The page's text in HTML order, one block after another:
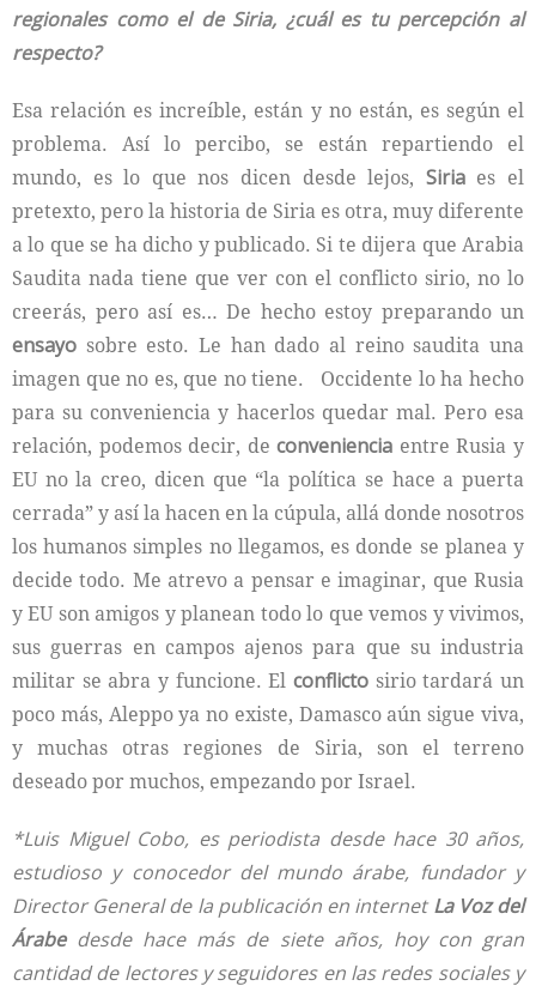
regionales como el de Siria, ¿cuál es tu percepción al
respecto?
Esa relación es increíble, están y no están, es según el
problema. Así lo percibo, se están repartiendo el
mundo, es lo que nos dicen desde lejos, Siriaes el
pretexto, pero la historia de Siria es otra, muy diferente
a lo que se ha dicho y publicado. Si te dijera que Arabia
Saudita nada tiene que ver con el conflicto sirio, no lo
creerás, pero así es… De hecho estoy preparando un
ensayo sobre esto. Le han dado al reino saudita una
imagen que no es, que no tiene. Occidente lo ha hecho
para su conveniencia y hacerlos quedar mal. Pero esa
relación, podemos decir, deconveniencia entre Rusia y
EU no la creo, dicen que “la política se hace a puerta
cerrada” y así la hacen en la cúpula, allá donde nosotros
los humanos simples no llegamos, es donde se planea y
decide todo. Me atrevo a pensar e imaginar, que Rusia
y EU son amigos y planean todo lo que vemos y vivimos,
sus guerras en campos ajenos para que su industria
militar se abra y funcione. El conflicto sirio tardará un
poco más, Aleppo ya no existe, Damasco aún sigue viva,
y muchas otras regiones de Siria, son el terreno
deseado por muchos, empezando por Israel.
*Luis Miguel Cobo, es periodista desde hace 30 años,
estudioso y conocedor del mundo árabe, fundador y
Director General de la publicación en internetLa Voz del
Árabedesde hace más de siete años, hoy con gran
cantidad de lectores y seguidores en las redes sociales y